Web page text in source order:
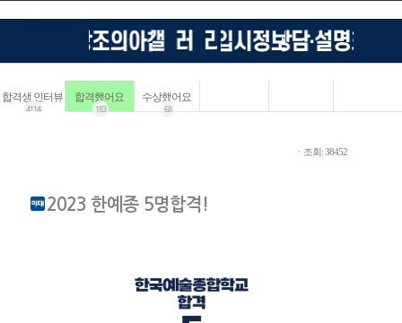
합격생 인터뷰
4114
합격했어요
183
수상했어요
68
ㆍ조회: 38452
2023 한예종 5명합격!